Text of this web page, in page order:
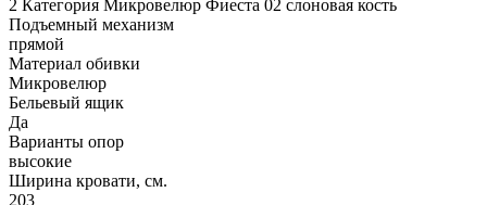
2 Категория Микровелюр Фиеста 02 слоновая кость
Подъемный механизм
прямой
Материал обивки
Микровелюр
Бельевый ящик
Да
Варианты опор
высокие
Ширина кровати, см.
203